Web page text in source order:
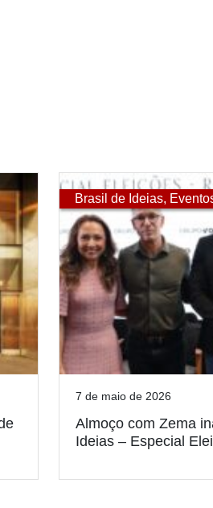
Brasil de Ideias,
7 de maio de 2026
Almoço com Zema
Ideias – Especial